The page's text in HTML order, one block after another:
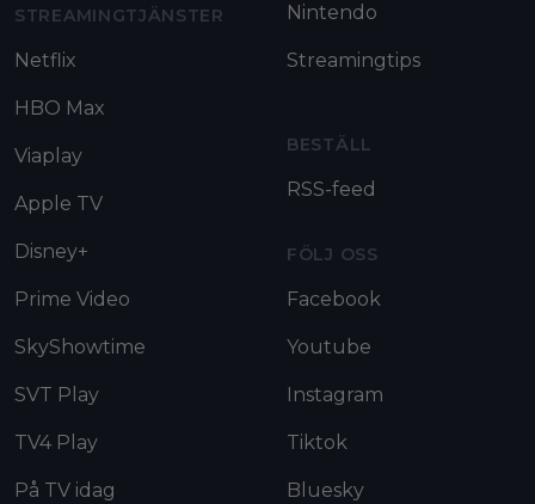
STREAMINGTJÄNSTER
Netflix
HBO Max
Viaplay
Apple TV
Disney+
Prime Video
SkyShowtime
SVT Play
TV4 Play
På TV idag
Nintendo
Streamingtips
BESTÄLL
RSS-feed
FÖLJ OSS
Facebook
Youtube
Instagram
Tiktok
Bluesky